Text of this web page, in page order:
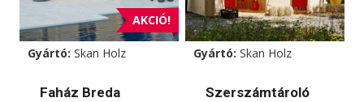
AKCIÓ!
Gyártó: Skan Holz
Faház Breda
Gyártó: Skan Holz
Szerszámtároló